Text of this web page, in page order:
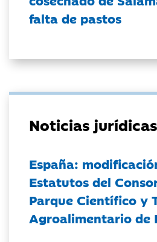
falta de pastos
Noticias jurídicas
España:
Estatutos del
Parque Científico y
Agroalimentario de